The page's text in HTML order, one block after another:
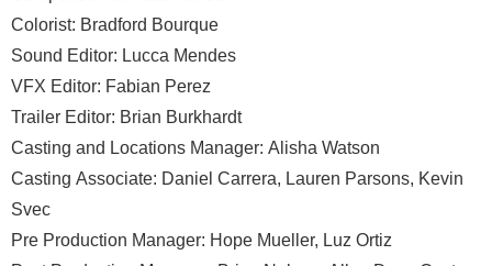
Colorist: Bradford Bourque
Sound Editor: Lucca Mendes
VFX Editor: Fabian Perez
Trailer Editor: Brian Burkhardt
Casting and Locations Manager: Alisha Watson
Casting Associate: Daniel Carrera, Lauren Parsons, Kevin
Svec
Pre Production Manager: Hope Mueller, Luz Ortiz